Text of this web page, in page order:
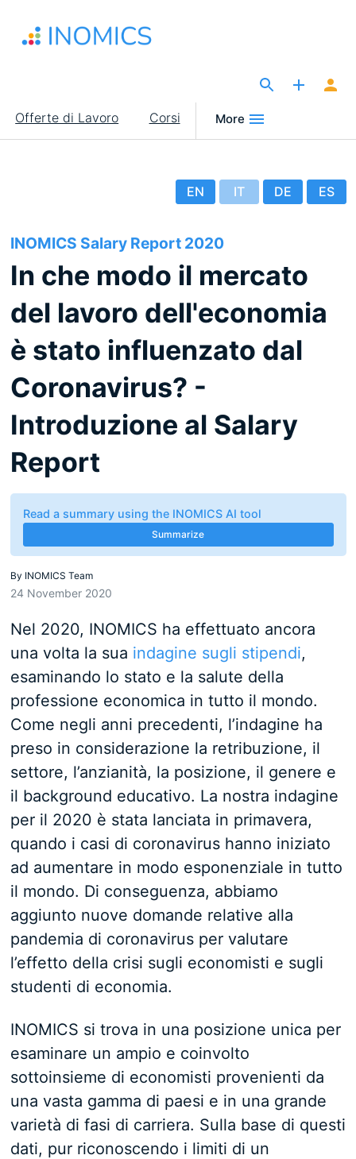
contenuto
Main
navigation
Offerte di Lavoro Corsi More
EN IT DE ES
INOMICS Salary Report 2020
In che modo il mercato
del lavoro dell'economia
è stato influenzato dal
Coronavirus? -
Introduzione al Salary
Report
Read a summary using the INOMICS AI tool
Summarize
By INOMICS Team
24 November 2020
Nel 2020, INOMICS ha effettuato ancora
una volta la sua indagine sugli stipendi,
esaminando lo stato e la salute della
professione economica in tutto il mondo.
Come negli anni precedenti, l’indagine ha
preso in considerazione la retribuzione, il
settore, l’anzianità, la posizione, il genere e
il background educativo. La nostra indagine
per il 2020 è stata lanciata in primavera,
quando i casi di coronavirus hanno iniziato
ad aumentare in modo esponenziale in tutto
il mondo. Di conseguenza, abbiamo
aggiunto nuove domande relative alla
pandemia di coronavirus per valutare
l’effetto della crisi sugli economisti e sugli
studenti di economia.
INOMICS si trova in una posizione unica per
esaminare un ampio e coinvolto
sottoinsieme di economisti provenienti da
una vasta gamma di paesi e in una grande
varietà di fasi di carriera. Sulla base di questi
dati, pur riconoscendo i limiti di un